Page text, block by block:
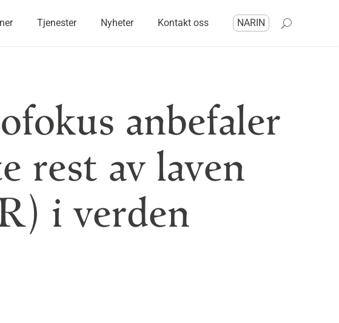
Tjenester Nyheter Kontakt oss NARIN
anbefaler
rest av laven
i verden